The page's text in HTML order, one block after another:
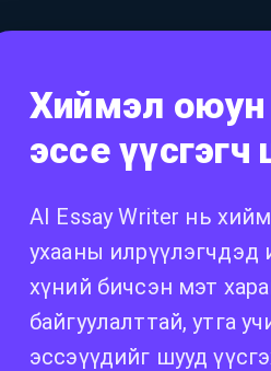
Хиймэл оюун
эссе
AI Essay Writer нь
ухааны илрүүлэгчдэд
хүний бичсэн мэт
байгуулалттай, утга
эссэүүдийг шууд